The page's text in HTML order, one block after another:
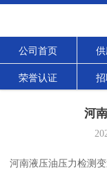
公司首页
荣誉认证
河
河南液压油压力检测